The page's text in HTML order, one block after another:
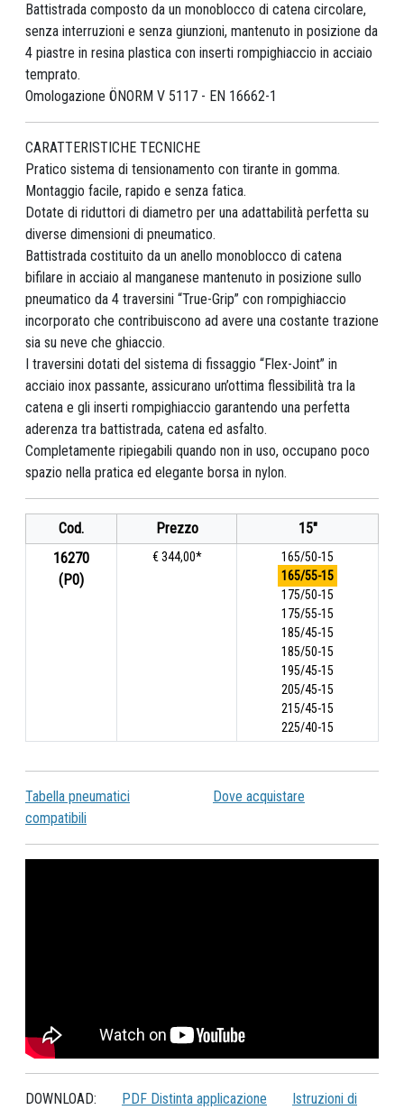
Battistrada composto da un monoblocco di catena circolare,
senza interruzioni e senza giunzioni, mantenuto in posizione da
4 piastre in resina plastica con inserti rompighiaccio in acciaio
temprato.
Omologazione ÖNORM V 5117 - EN 16662-1
CARATTERISTICHE TECNICHE
Pratico sistema di tensionamento con tirante in gomma.
Montaggio facile, rapido e senza fatica.
Dotate di riduttori di diametro per una adattabilità perfetta su
diverse dimensioni di pneumatico.
Battistrada costituito da un anello monoblocco di catena
bifilare in acciaio al manganese mantenuto in posizione sullo
pneumatico da 4 traversini “True-Grip” con rompighiaccio
incorporato che contribuiscono ad avere una costante trazione
sia su neve che ghiaccio.
I traversini dotati del sistema di fissaggio “Flex-Joint” in
acciaio inox passante, assicurano un’ottima flessibilità tra la
catena e gli inserti rompighiaccio garantendo una perfetta
aderenza tra battistrada, catena ed asfalto.
Completamente ripiegabili quando non in uso, occupano poco
spazio nella pratica ed elegante borsa in nylon.
Cod. Prezzo
15"
16270
(P0)
€ 344,00*
165/50-15
165/55-15
175/50-15
175/55-15
185/45-15
185/50-15
195/45-15
205/45-15
215/45-15
225/40-15
Tabella pneumatici
compatibili
Dove acquistare
DOWNLOAD: PDF Distinta applicazione
Istruzioni di